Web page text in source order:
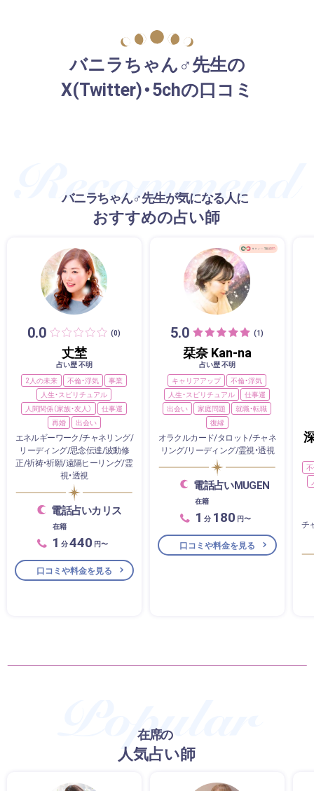
バニラちゃん♂先生の
X(Twitter)・5chの口コミ
バニラちゃん♂先生が気になる人に
おすすめの占い師
0.0 (0)
丈埜
占い歴 不明
2人の未来
不倫・浮気
事業
人生・スピリチュアル
人間関係（家族・友人）
仕事運
再婚
出会い
エネルギーワーク/チャネリング/
リーディング/思念伝達/波動修
正/祈祷・祈願/遠隔ヒーリング/霊
視・透視
電話占いカリス
在籍
1 分440 円〜
口コミや料金を見る
5.0 (1)
栞奈 Kan-na
占い歴 不明
キャリアアップ
不倫・浮気
人生・スピリチュアル
仕事運
出会い
家庭問題
就職・転職
復縁
オラクルカード/タロット/チャネ
リング/リーディング/霊視・透視
電話占いMUGEN
在籍
1 分 180 円〜
口コミや料金を見る
チ
在席の
人気占い師